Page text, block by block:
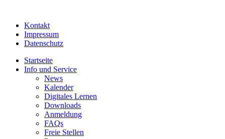
Kontakt
Impressum
Datenschutz
Startseite
Info und Service
News
Kalender
Digitales Lernen
Downloads
Anmeldung
FAQs
Freie Stellen